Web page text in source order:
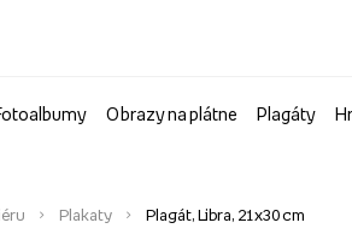
Obrazy na plátne Plagáty
Plakaty Plagát, Libra, 21x30 cm